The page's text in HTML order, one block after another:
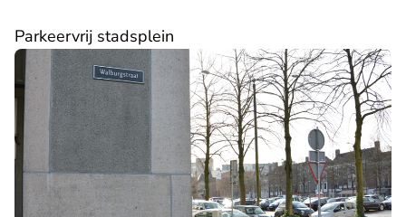
Parkeervrij stadsplein